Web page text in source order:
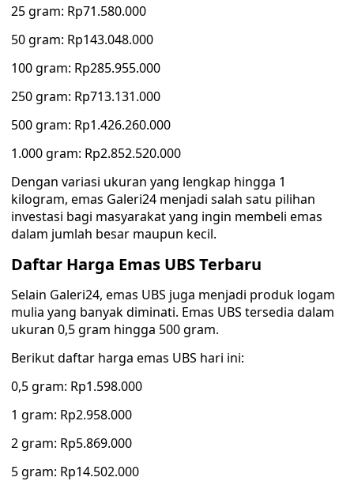
25 gram: Rp71.580.000
50 gram: Rp143.048.000
100 gram: Rp285.955.000
250 gram: Rp713.131.000
500 gram: Rp1.426.260.000
1.000 gram: Rp2.852.520.000
Dengan variasi ukuran yang lengkap hingga 1
kilogram, emas Galeri24 menjadi salah satu pilihan
investasi bagi masyarakat yang ingin membeli emas
dalam jumlah besar maupun kecil.
Daftar Harga Emas UBS Terbaru
Selain Galeri24, emas UBS juga menjadi produk logam
mulia yang banyak diminati. Emas UBS tersedia dalam
ukuran 0,5 gram hingga 500 gram.
Berikut daftar harga emas UBS hari ini:
0,5 gram: Rp1.598.000
1 gram: Rp2.958.000
2 gram: Rp5.869.000
5 gram: Rp14.502.000